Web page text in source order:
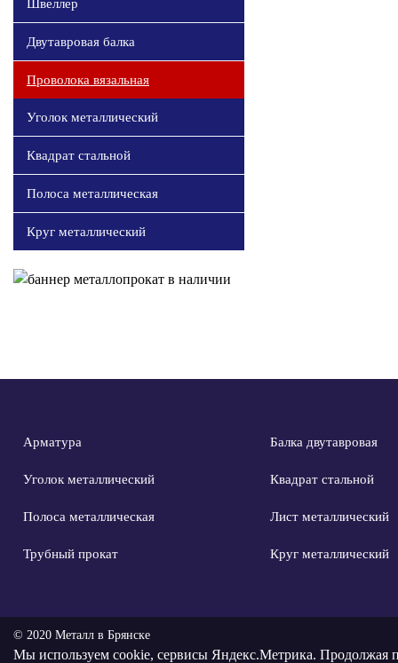
Швеллер
Двутавровая балка
Проволока вязальная
Уголок металлический
Квадрат стальной
Полоса металлическая
Круг металлический
Арматура Балка двутавровая
Уголок металлический Квадрат стальной
Полоса металлическая Лист металлический
Трубный прокат Круг металлический
© 2020 Металл в Брянске
Мы используем cookie, сервисы Яндекс.Метрика. Продолжая